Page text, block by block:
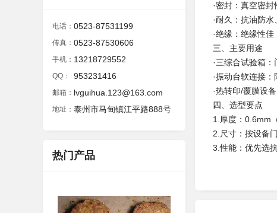
电话： 0523-87531199
传真： 0523-87530606
手机： 13218729552
QQ： 953231416
邮箱： lvguihua.123@163.com
地址： 泰州市马甸镇江平路888号
热门产品
·密封：真空密封
·耐久：抗油防
·绝缘：绝缘性佳
三、主要用途
·三综合试验箱
·振动台软连接
·热转印/覆膜设
四、选型要点
1.厚度：0.6mm
2.尺寸：按设备
3.性能：优先选